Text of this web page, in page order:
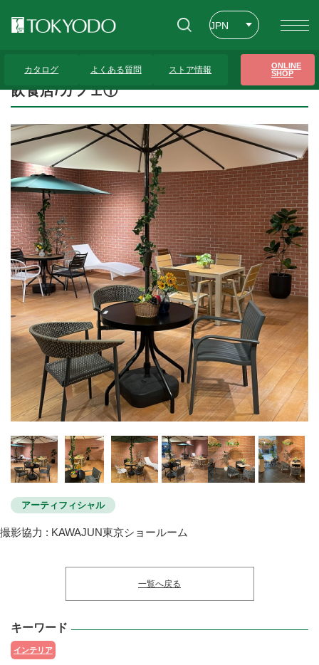
JPN
カタログ よくある質問 ストア情報
ONLINE
SHOP
飲食店/カフェ①
飲食店/カフェ①
アーティフィシャル
撮影協力 : KAWAJUN東京ショールーム
一覧へ戻る
キーワード
インテリア